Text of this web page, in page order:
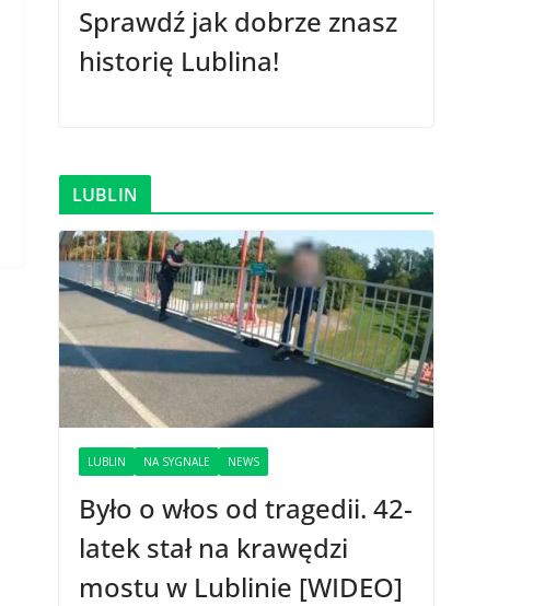
Sprawdź jak dobrze znasz
historię Lublina!
LUBLIN
LUBLIN NA SYGNALE NEWS
Było o włos od tragedii. 42-
latek stał na krawędzi
mostu w Lublinie [WIDEO]